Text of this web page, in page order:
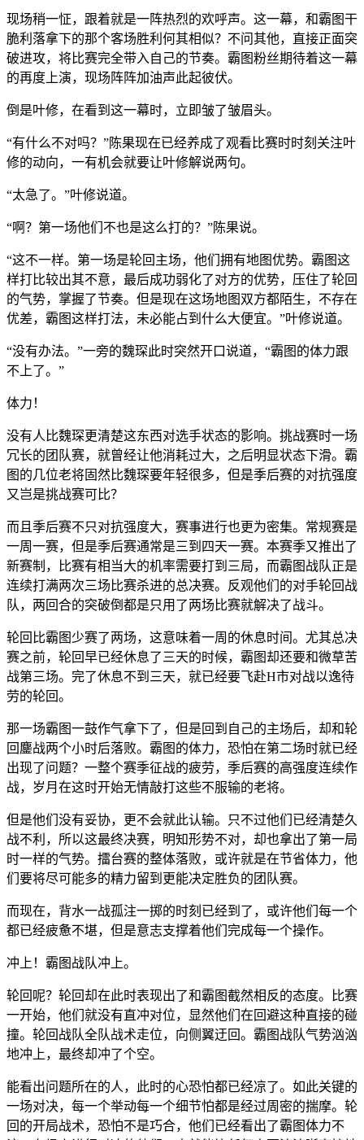
现场稍一怔，跟着就是一阵热烈的欢呼声。这一幕，和霸图干
脆利落拿下的那个客场胜利何其相似？不问其他，直接正面突
破进攻，将比赛完全带入自己的节奏。霸图粉丝期待着这一幕
的再度上演，现场阵阵加油声此起彼伏。
倒是叶修，在看到这一幕时，立即皱了皱眉头。
“有什么不对吗？”陈果现在已经养成了观看比赛时时刻关注叶
修的动向，一有机会就要让叶修解说两句。
“太急了。”叶修说道。
“啊？第一场他们不也是这么打的？”陈果说。
“这不一样。第一场是轮回主场，他们拥有地图优势。霸图这
样打比较出其不意，最后成功弱化了对方的优势，压住了轮回
的气势，掌握了节奏。但是现在这场地图双方都陌生，不存在
优差，霸图这样打法，未必能占到什么大便宜。”叶修说道。
“没有办法。”一旁的魏琛此时突然开口说道，“霸图的体力跟
不上了。”
体力！
没有人比魏琛更清楚这东西对选手状态的影响。挑战赛时一场
冗长的团队赛，就曾经让他消耗过大，之后明显状态下滑。霸
图的几位老将固然比魏琛要年轻很多，但是季后赛的对抗强度
又岂是挑战赛可比？
而且季后赛不只对抗强度大，赛事进行也更为密集。常规赛是
一周一赛，但是季后赛通常是三到四天一赛。本赛季又推出了
新赛制，比赛有相当大的机率需要打到三局，而霸图战队正是
连续打满两次三场比赛杀进的总决赛。反观他们的对手轮回战
队，两回合的突破倒都是只用了两场比赛就解决了战斗。
轮回比霸图少赛了两场，这意味着一周的休息时间。尤其总决
赛之前，轮回早已经休息了三天的时候，霸图却还要和微草苦
战第三场。完了休息不到三天，就已经要飞赴H市对战以逸待
劳的轮回。
那一场霸图一鼓作气拿下了，但是回到自己的主场后，却和轮
回鏖战两个小时后落败。霸图的体力，恐怕在第二场时就已经
出现了问题？一整个赛季征战的疲劳，季后赛的高强度连续作
战，岁月在这时开始无情敲打这些不服输的老将。
但是他们没有妥协，更不会就此认输。只不过他们已经清楚久
战不利，所以这最终决赛，明知形势不对，却也拿出了第一局
时一样的气势。擂台赛的整体落败，或许就是在节省体力，他
们要将尽可能多的精力留到更能决定胜负的团队赛。
而现在，背水一战孤注一掷的时刻已经到了，或许他们每一个
都已经疲惫不堪，但是意志支撑着他们完成每一个操作。
冲上！霸图战队冲上。
轮回呢？轮回却在此时表现出了和霸图截然相反的态度。比赛
一开始，他们就没有直冲对位，显然他们在回避这种直接的碰
撞。轮回战队全队战术走位，向侧翼迂回。霸图战队气势汹汹
地冲上，最终却冲了个空。
能看出问题所在的人，此时的心恐怕都已经凉了。如此关键的
一场对决，每一个举动每一个细节怕都是经过周密的揣摩。轮
回的开局战术，恐怕不是巧合，他们已经看出了霸图体力不